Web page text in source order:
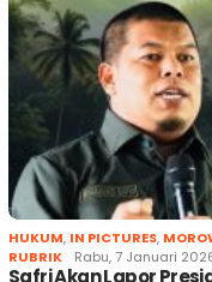
HUKUM, IN PICTURES,
RUBRIK
Rabu, 7 Januari